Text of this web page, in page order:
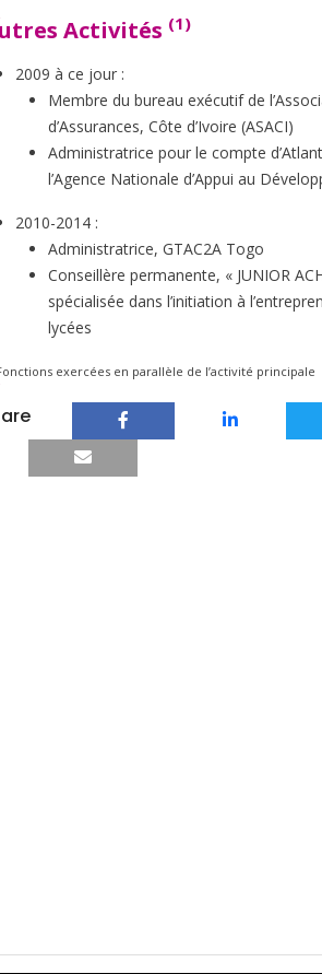
Activités (1)
2009 à ce jour :
Membre du bureau exécutif de
d’Assurances, Côte d’Ivoire (ASACI)
Administratrice pour le compte
l’Agence Nationale d’Appui au
2010-2014 :
Administratrice, GTAC2A Togo
Conseillère permanente, « JUNIOR
spécialisée dans l’initiation à
lycées
exercées en parallèle de l’activité principale